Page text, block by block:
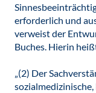
erforderlich und
verweist der
Buches. Hierin
„(2) Der